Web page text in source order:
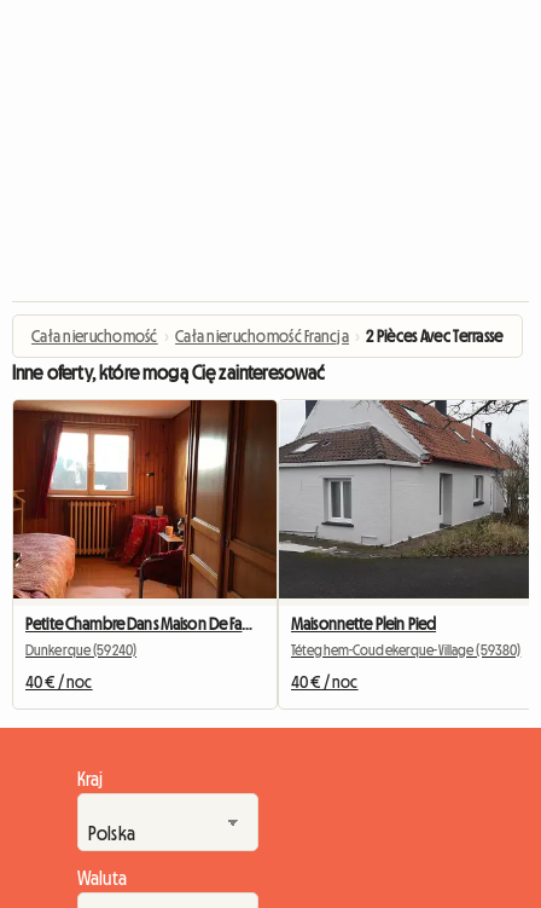
Cała nieruchomość › Cała nieruchomość Francja › 2 Pièces Avec Terrasse
Inne oferty, które mogą Cię zainteresować
Dunkerque (59240)
40 € / noc
Maisonnette Plein Pied
Téteghem-Coudekerque-Village (59380)
40 € / noc
Kraj
Waluta